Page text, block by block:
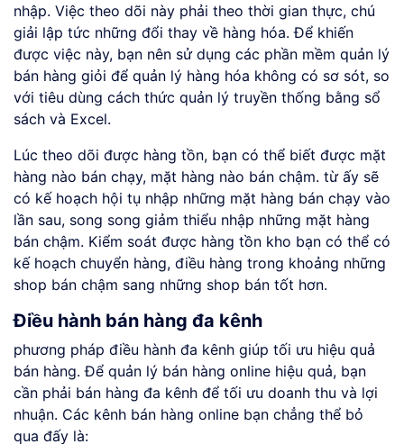
nhập. Việc theo dõi này phải theo thời gian thực, chú
giải lập tức những đổi thay về hàng hóa. Để khiến
được việc này, bạn nên sử dụng các phần mềm quản lý
bán hàng giỏi để quản lý hàng hóa không có sơ sót, so
với tiêu dùng cách thức quản lý truyền thống bằng sổ
sách và Excel.
Lúc theo dõi được hàng tồn, bạn có thể biết được mặt
hàng nào bán chạy, mặt hàng nào bán chậm. từ ấy sẽ
có kế hoạch hội tụ nhập những mặt hàng bán chạy vào
lần sau, song song giảm thiểu nhập những mặt hàng
bán chậm. Kiểm soát được hàng tồn kho bạn có thể có
kế hoạch chuyển hàng, điều hàng trong khoảng những
shop bán chậm sang những shop bán tốt hơn.
Điều hành bán hàng đa kênh
phương pháp điều hành đa kênh giúp tối ưu hiệu quả
bán hàng. Để quản lý bán hàng online hiệu quả, bạn
cần phải bán hàng đa kênh để tối ưu doanh thu và lợi
nhuận. Các kênh bán hàng online bạn chẳng thể bỏ
qua đấy là: